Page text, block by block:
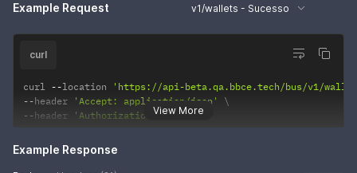
Example Request v1/wallets - Sucesso
View More
curl
curl --location
'https://api-beta.qa.bbce.tech/bus/v1/
--header 'Accept: application/json'
--header 'Authorization: •••••••'
Example Response